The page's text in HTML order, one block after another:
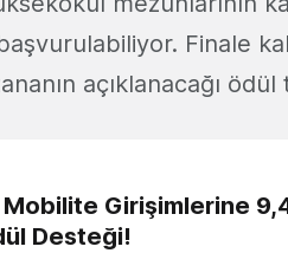
Finale
açıklanacağı
Girişimlerine
Desteği!